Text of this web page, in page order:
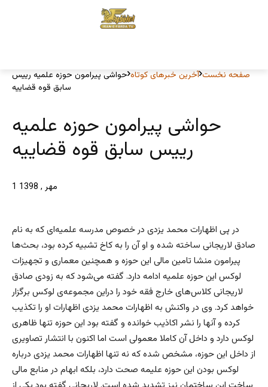
صفحه نخست آخرین خبرهای کوتاه حواشی پیرامون حوزه علمیه رییس
سابق قوه قضاییه
حواشی پیرامون حوزه علمیه
رییس سابق قوه قضاییه
1 مهر , 1398
در پی اظهارات محمد یزدی در خصوص مدرسه علمیه‌ای که به نام
صادق لاریجانی ساخته شده و او آن را به کاخ تشبیه کرده بود، بحث‌ها
پیرامون منشا تامین مالی این حوزه و همچنین معماری و تجهیزات
لوکس این حوزه علمیه ادامه دارد. گفته می‌شود که به زودی صادق
لاریجانی کلاس‌های خارج فقه خود را دراین مجموعه‌ی لوکس برگزار
خواهد کرد. وی در واکنش به اظهارات محمد یزدی اظهارات او را تکذیب
کرده و ‌آنها را نشر اکاذیب خوانده و گفته بود این حوزه تنها ظاهری
لوکس دارد و داخل آن کاملا معمولی است اما اکنون با انتشار تصاویری
از داخل این حوزه، مشخص شده که نه تنها اظهارات محمد یزدی درباره
لوکس بودن این حوزه علیمه صحت دارد، بلکه ابهام در منابع مالی